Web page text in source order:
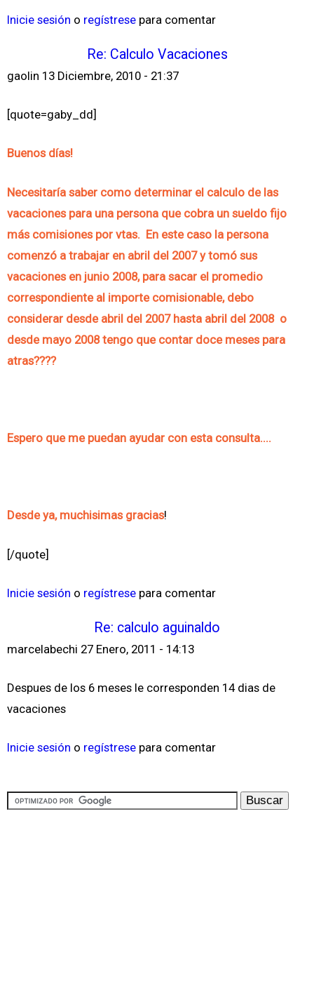
Inicie sesión o regístrese para comentar
Re: Calculo Vacaciones
gaolin 13 Diciembre, 2010 - 21:37
[quote=gaby_dd]
Buenos días!
Necesitaría saber como determinar el calculo de las
vacaciones para una persona que cobra un sueldo fijo
más comisiones por vtas. En este caso la persona
comenzó a trabajar en abril del 2007 y tomó sus
vacaciones en junio 2008, para sacar el promedio
correspondiente al importe comisionable, debo
considerar desde abril del 2007 hasta abril del 2008 o
desde mayo 2008 tengo que contar doce meses para
atras????
Espero que me puedan ayudar con esta consulta....
Desde ya, muchisimas gracias!
[/quote]
Inicie sesión o regístrese para comentar
Re: calculo aguinaldo
marcelabechi 27 Enero, 2011 - 14:13
Despues de los 6 meses le corresponden 14 dias de
vacaciones
Inicie sesión o regístrese para comentar